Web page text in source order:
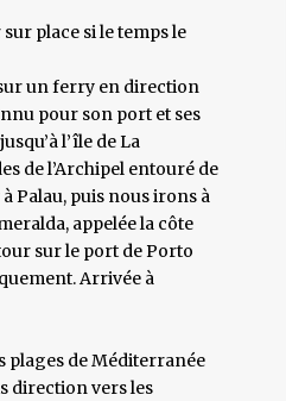
place si le temps le
un ferry en direction
pour son port et ses
l’île de La
de l’Archipel entouré de
Palau, puis nous irons à
appelée la côte
sur le port de Porto
Arrivée à
plages de Méditerranée
direction vers les